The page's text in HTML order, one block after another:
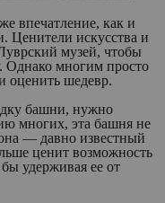
впечатление, как и
Ценители искусства и
музей, чтобы
Однако многим просто
оценить шедевр.
башни, нужно
многих, эта башня не
— давно известный
ценит возможность
удерживая ее от